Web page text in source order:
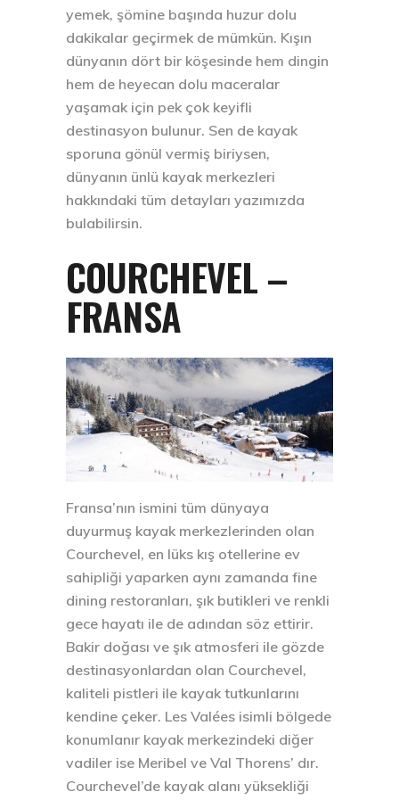
yemek, şömine başında huzur dolu
dakikalar geçirmek de mümkün. Kışın
dünyanın dört bir köşesinde hem dingin
hem de heyecan dolu maceralar
yaşamak için pek çok keyifli
destinasyon bulunur. Sen de kayak
sporuna gönül vermiş biriysen,
dünyanın ünlü kayak merkezleri
hakkındaki tüm detayları yazımızda
bulabilirsin.
COURCHEVEL –
FRANSA
Fransa’nın ismini tüm dünyaya
duyurmuş kayak merkezlerinden olan
Courchevel, en lüks kış otellerine ev
sahipliği yaparken aynı zamanda fine
dining restoranları, şık butikleri ve renkli
gece hayatı ile de adından söz ettirir.
Bakir doğası ve şık atmosferi ile gözde
destinasyonlardan olan Courchevel,
kaliteli pistleri ile kayak tutkunlarını
kendine çeker. Les Valées isimli bölgede
konumlanır kayak merkezindeki diğer
vadiler ise Meribel ve Val Thorens’ dır.
Courchevel’de kayak alanı yüksekliği